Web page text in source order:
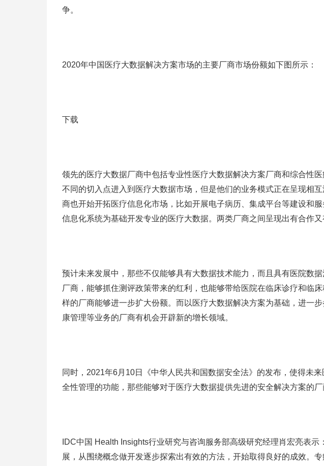
争。
2020年中国医疗大数据解决方案市场的主要厂商市场份额如下图所示：
下载
领先的医疗大数据厂商中包括专业性医疗大数据解决方案厂商和综合性
不同的切入点进入到医疗大数据市场，但是他们的业务模式正在呈现相
商也开始开拓医疗信息化市场，比如开展电子病历、集成平台等建设和
信息化系统为基础开发专业的医疗大数据。两类厂商之间呈现出有合作又
预计未来发展中，那些不仅能够具有大数据技术能力，而且具有医院数
厂商，能够抓住测评政策带来的红利，也能够带给医院在临床诊疗和临
样的厂商能够进一步扩大份额。而以医疗大数据解决方案为基础，进一
康管理等业务的厂商有机会开辟新的增长领域。
同时，2021年6月10日《中华人民共和国数据安全法》的发布，使得未
全性管理的功能，那些能够对于医疗大数据提供先进的安全解决方案的厂
IDC中国 Health Insights行业研究与咨询服务部高级研究经理肖宏亮表
展，从围绕概念做开发逐步探索出有效的方法，开始取得良好的成效。